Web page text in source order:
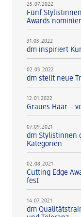
25.07.2022
Fünf
Awards
31.03.2022
dm inspiriert
02.03.2022
dm stellt neue
12.01.2022
Graues Haar –
07.09.2021
dm Stylistinnen
Kategorien
02.08.2021
Cutting Edge
fest
14.07.2021
dm